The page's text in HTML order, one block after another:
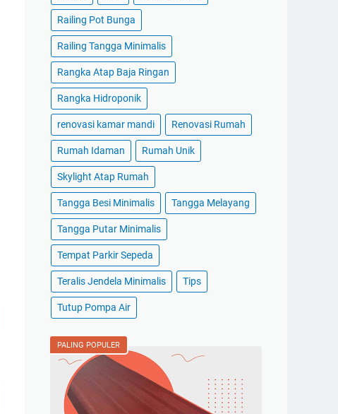
Railing Pot Bunga
Railing Tangga Minimalis
Rangka Atap Baja Ringan
Rangka Hidroponik
renovasi kamar mandi Renovasi Rumah
Rumah Idaman Rumah Unik
Skylight Atap Rumah
Tangga Besi Minimalis Tangga Melayang
Tangga Putar Minimalis
Tempat Parkir Sepeda
Teralis Jendela Minimalis Tips
Tutup Pompa Air
PALING POPULER